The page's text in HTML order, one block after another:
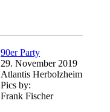
90er Party
29. November 2019
Atlantis Herbolzheim
Pics by:
Frank Fischer